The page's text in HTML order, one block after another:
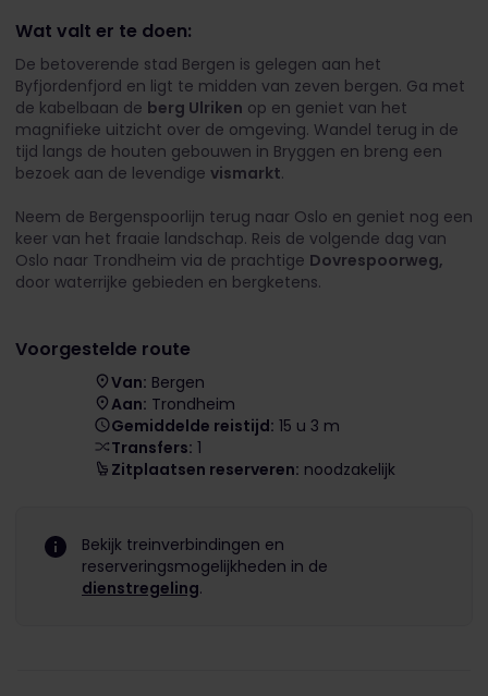
Wat valt er te doen:
De betoverende stad Bergen is gelegen aan het
Byfjordenfjord en ligt te midden van zeven bergen. Ga met
de kabelbaan de berg Ulriken op en geniet van het
magnifieke uitzicht over de omgeving. Wandel terug in de
tijd langs de houten gebouwen in Bryggen en breng een
bezoek aan de levendige vismarkt.
Neem de Bergenspoorlijn terug naar Oslo en geniet nog een
keer van het fraaie landschap. Reis de volgende dag van
Oslo naar Trondheim via de prachtige Dovrespoorweg,
door waterrijke gebieden en bergketens.
Voorgestelde route
Van: Bergen
Aan: Trondheim
Gemiddelde reistijd: 15 u 3 m
Transfers: 1
Zitplaatsen reserveren: noodzakelijk
Bekijk treinverbindingen en
reserveringsmogelijkheden in de
dienstregeling.